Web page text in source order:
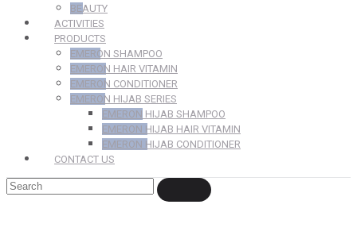
BEAUTY
ACTIVITIES
PRODUCTS
EMERON SHAMPOO
EMERON HAIR VITAMIN
EMERON CONDITIONER
EMERON HIJAB SERIES
EMERON HIJAB SHAMPOO
EMERON HIJAB HAIR VITAMIN
EMERON HIJAB CONDITIONER
CONTACT US